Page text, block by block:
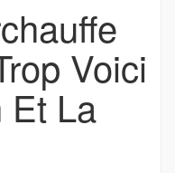
Voici
Et La